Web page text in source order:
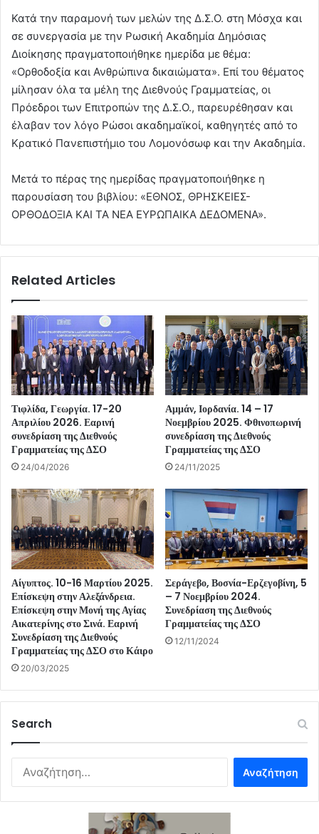
Κατά την παραμονή των μελών της Δ.Σ.Ο. στη Μόσχα και
σε συνεργασία με την Ρωσική Ακαδημία Δημόσιας
Διοίκησης πραγματοποιήθηκε ημερίδα με θέμα:
«Ορθοδοξία και Ανθρώπινα δικαιώματα». Επί του θέματος
μίλησαν όλα τα μέλη της Διεθνούς Γραμματείας, οι
Πρόεδροι των Επιτροπών της Δ.Σ.Ο., παρευρέθησαν και
έλαβαν τον λόγο Ρώσοι ακαδημαϊκοί, καθηγητές από το
Κρατικό Πανεπιστήμιο του Λομονόσωφ και την Ακαδημία.
Μετά το πέρας της ημερίδας πραγματοποιήθηκε η
παρουσίαση του βιβλίου: «ΕΘΝΟΣ, ΘΡΗΣΚΕΙΕΣ-
ΟΡΘΟΔΟΞΙΑ ΚΑΙ ΤΑ ΝΕΑ ΕΥΡΩΠΑΙΚΑ ΔΕΔΟΜΕΝΑ».
Related Articles
Τιφλίδα, Γεωργία. 17-20
Απριλίου 2026. Εαρινή
συνεδρίαση της Διεθνούς
Γραμματείας της ΔΣΟ
24/04/2026
Αμμάν, Ιορδανία. 14 – 17
Νοεμβρίου 2025. Φθινοπωρινή
συνεδρίαση της Διεθνούς
Γραμματείας της ΔΣΟ
24/11/2025
Αίγυπτος. 10-16 Μαρτίου 2025.
Επίσκεψη στην Αλεξάνδρεια.
Επίσκεψη στην Μονή της Αγίας
Αικατερίνης στο Σινά. Εαρινή
Συνεδρίαση της Διεθνούς
Γραμματείας της ΔΣΟ στο Κάιρο
20/03/2025
Σεράγεβο, Βοσνία-Ερζεγοβίνη, 5
– 7 Νοεμβρίου 2024.
Συνεδρίαση της Διεθνούς
Γραμματείας της ΔΣΟ
12/11/2024
Search